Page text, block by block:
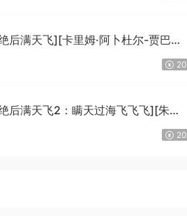
满天飞][卡里姆·阿卜杜尔-贾巴尔/
剧][简繁英字幕][MKV/8.64GiB]
20
满天飞2：瞒天过海飞飞飞][朱莉·
喜剧/科幻][中文字幕]
20